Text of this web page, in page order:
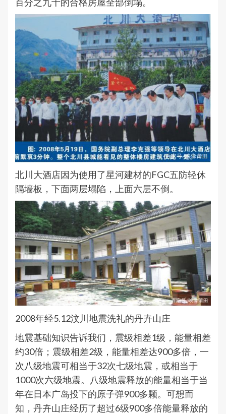
北川大酒店因为使用了星河建材的FGC五防轻休
隔墙板，下面两层塌陷，上面六层不倒。
2008年经5.12汶川地震洗礼的丹卉山庄
地震基础知识告诉我们，震级相差1级，能量相差
约30倍；震级相差2级，能量相差达900多倍，一
次八级地震可相当于32次七级地震，或相当于
1000次六级地震。八级地震释放的能量相当于当
年在日本广岛投下的原子弹900多颗。可想而
知，丹卉山庄经历了超过6级900多倍能量释放的